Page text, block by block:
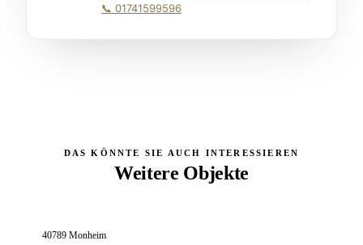
📞 01741599596
DAS KÖNNTE SIE AUCH INTERESSIEREN
Weitere Objekte
40789 Monheim